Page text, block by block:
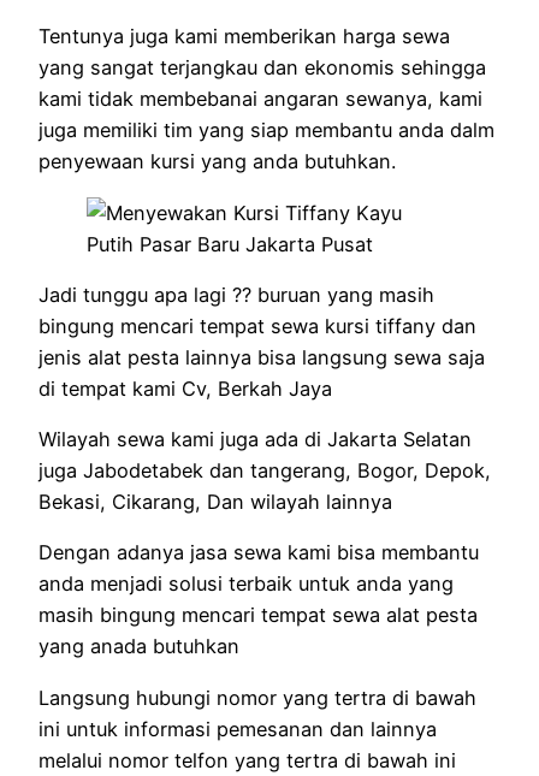
Tentunya juga kami memberikan harga sewa
yang sangat terjangkau dan ekonomis sehingga
kami tidak membebanai angaran sewanya, kami
juga memiliki tim yang siap membantu anda dalm
penyewaan kursi yang anda butuhkan.
Jadi tunggu apa lagi ?? buruan yang masih
bingung mencari tempat sewa kursi tiffany dan
jenis alat pesta lainnya bisa langsung sewa saja
di tempat kami Cv, Berkah Jaya
Wilayah sewa kami juga ada di Jakarta Selatan
juga Jabodetabek dan tangerang, Bogor, Depok,
Bekasi, Cikarang, Dan wilayah lainnya
Dengan adanya jasa sewa kami bisa membantu
anda menjadi solusi terbaik untuk anda yang
masih bingung mencari tempat sewa alat pesta
yang anada butuhkan
Langsung hubungi nomor yang tertra di bawah
ini untuk informasi pemesanan dan lainnya
melalui nomor telfon yang tertra di bawah ini